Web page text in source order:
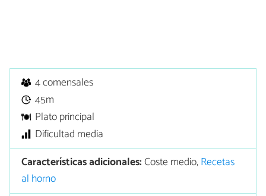
4 comensales
45m
Plato principal
Dificultad media
Características adicionales:Coste medio,Recetas
al horno